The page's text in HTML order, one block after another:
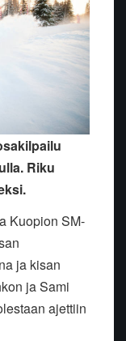
Riku
Kuopion SM-
ja kisan
ja Sami
ajettiin